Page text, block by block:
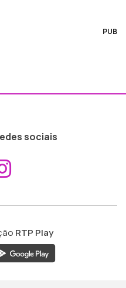
PUB
sociais
ao
RTP Play